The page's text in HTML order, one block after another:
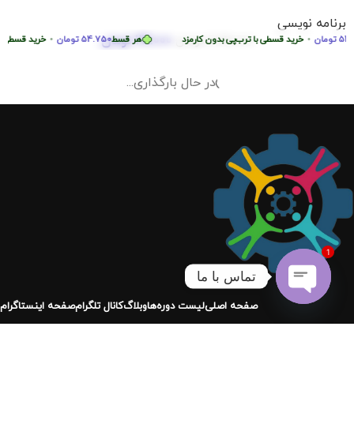
هر قسط54.750تومان • خرید قسطی با تومان • خرید قسطی با ترب‌پی بدون کارمزد
برنامه نویسی
2.290.000 تومان 219.000 تومان
تماس با ما
1